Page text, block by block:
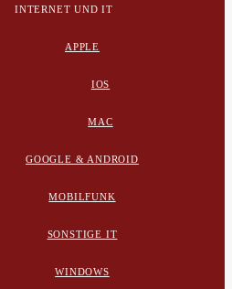
INTERNET UND IT
APPLE
IOS
MAC
GOOGLE & ANDROID
MOBILFUNK
SONSTIGE IT
WINDOWS